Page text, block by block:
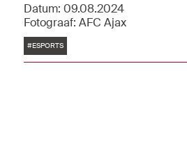
Datum: 09.08.2024
Fotograaf: AFC Ajax
Tags
#ESPORTS